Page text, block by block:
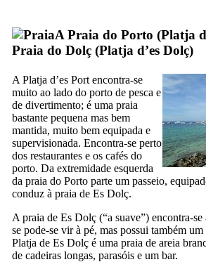
A Praia do Porto (Platja
Praia do Dolç (Platja d’es Dolç)
A Platja d’es Port encontra-se
muito ao lado do porto de pesca e
de divertimento; é uma praia
bastante pequena mas bem
mantida, muito bem equipada e
supervisionada. Encontra-se perto
dos restaurantes e os cafés do
porto. Da extremidade esquerda
da praia do Porto parte um passeio,
conduz à praia de Es Dolç.
A praia de Es Dolç (“a suave”) encontra-
se pode-se vir à pé, mas possui também
Platja de Es Dolç é uma praia de areia
de cadeiras longas, parasóis e um bar.